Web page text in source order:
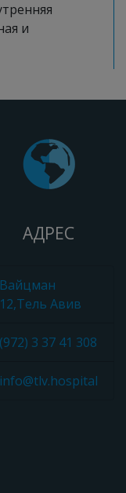
и
АДРЕС
Вайцман
12,Тель Авив
(972) 3 37 41 308
info@tlv.hospital